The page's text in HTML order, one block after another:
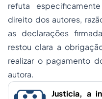
refuta
direito dos autores,
as declarações
restou clara a
realizar o pagamento
autora.
Justicia, a